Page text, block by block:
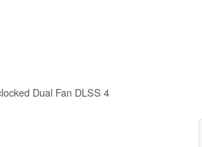
Dual Fan DLSS 4